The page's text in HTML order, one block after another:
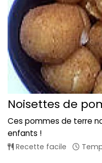
Noisettes de
Ces pommes de terre
enfants !
Recette facile